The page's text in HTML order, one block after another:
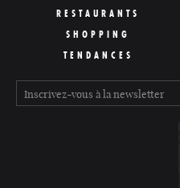
RESTAURANTS
SHOPPING
TENDANCES